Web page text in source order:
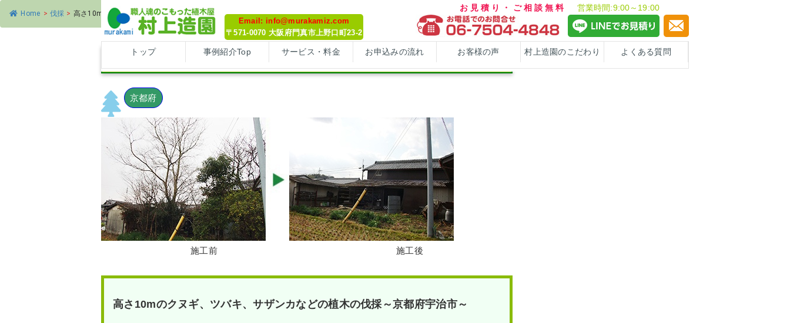
Email: info@murakamiz.com
〒571-0070 大阪府門真市上野口町23-2
お見積り・ご相談無料 営業時間:9:00～19:00
トップ 事例紹介Top サービス・料金 お申込みの流れ お客様の声 村上造園のこだわり よくある質問
Home > 伐採 > 高さ10mのクヌギ、ツバキ、サザンカなどの植木の伐採～京都府宇治市～
高さ10mのクヌギ、ツバキ、サザンカなどの植木の伐採～京都府宇治市～
京都府
施工前 施工後
高さ10mのクヌギ、ツバキ、サザンカなどの植木の伐採～京都府宇治市～